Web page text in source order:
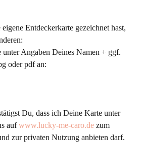
Entdeckerkarte gezeichnet hast,
Angaben Deines Namen + ggf.
oder pdf an:
Du, dass ich Deine Karte unter
aufwww.lucky-me-caro.de zum
zur privaten Nutzung anbieten darf.